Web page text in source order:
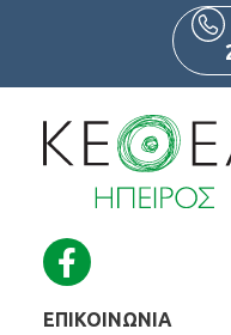
ΕΠΙΚΟΙΝΩΝΊΑ